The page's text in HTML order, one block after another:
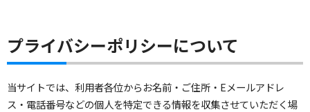
プライバシーポリシーについて
当サイトでは、利用者各位からお名前・ご住所・Eメールアドレ
ス・電話番号などの個人を特定できる情報を収集させていただく場